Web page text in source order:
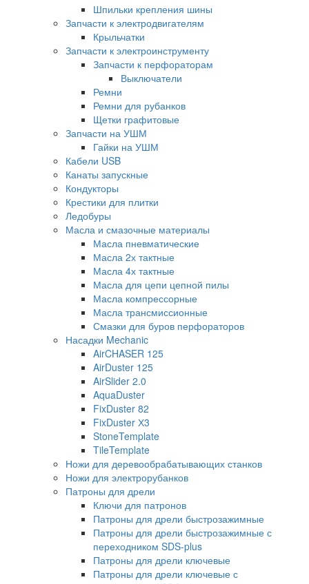
Шпильки крепления шины
Запчасти к электродвигателям
Крыльчатки
Запчасти к электроинструменту
Запчасти к перфораторам
Выключатели
Ремни
Ремни для рубанков
Щетки графитовые
Запчасти на УШМ
Гайки на УШМ
Кабели USB
Канаты запускные
Кондукторы
Крестики для плитки
Ледобуры
Масла и смазочные материалы
Масла пневматические
Масла 2х тактные
Масла 4х тактные
Масла для цепи цепной пилы
Масла компрессорные
Масла трансмиссионные
Смазки для буров перфораторов
Насадки Mechanic
AirCHASER 125
AirDuster 125
AirSlider 2.0
AquaDuster
FixDuster 82
FixDuster Х3
StoneTemplate
TileTemplate
Ножи для деревообрабатывающих станков
Ножи для электрорубанков
Патроны для дрели
Ключи для патронов
Патроны для дрели быстрозажимные
Патроны для дрели быстрозажимные с
переходником SDS-plus
Патроны для дрели ключевые
Патроны для дрели ключевые с